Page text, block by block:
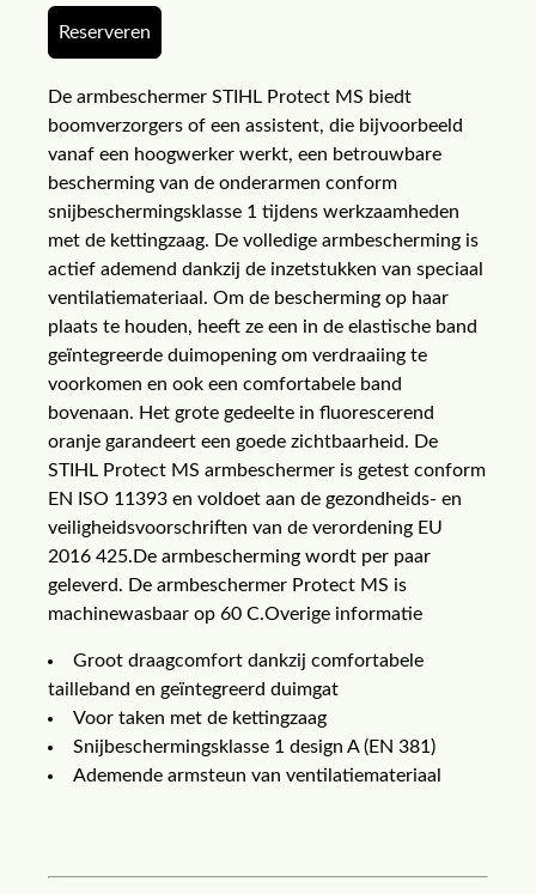
Reserveren
De armbeschermer STIHL Protect MS biedt
boomverzorgers of een assistent, die bijvoorbeeld
vanaf een hoogwerker werkt, een betrouwbare
bescherming van de onderarmen conform
snijbeschermingsklasse 1 tijdens werkzaamheden
met de kettingzaag. De volledige armbescherming is
actief ademend dankzij de inzetstukken van speciaal
ventilatiemateriaal. Om de bescherming op haar
plaats te houden, heeft ze een in de elastische band
geïntegreerde duimopening om verdraaiing te
voorkomen en ook een comfortabele band
bovenaan. Het grote gedeelte in fluorescerend
oranje garandeert een goede zichtbaarheid. De
STIHL Protect MS armbeschermer is getest conform
EN ISO 11393 en voldoet aan de gezondheids- en
veiligheidsvoorschriften van de verordening EU
2016 425.De armbescherming wordt per paar
geleverd. De armbeschermer Protect MS is
machinewasbaar op 60 C.Overige informatie
Groot draagcomfort dankzij comfortabele
tailleband en geïntegreerd duimgat
Voor taken met de kettingzaag
Snijbeschermingsklasse 1 design A (EN 381)
Ademende armsteun van ventilatiemateriaal